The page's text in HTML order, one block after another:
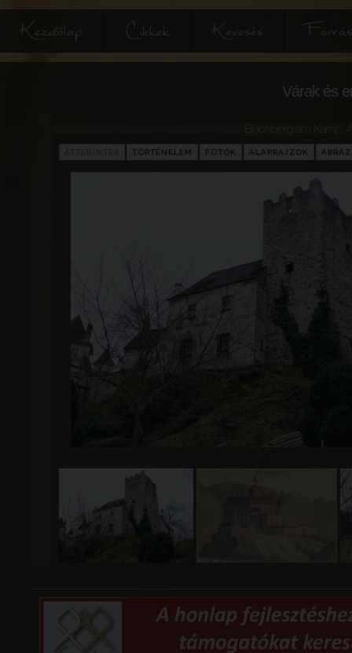
Kezdőlap Cikkek Keresés
Várak és
Buchberg am Kamp
TÖRTÉNELEM FOTÓK ALAPRAJZOK